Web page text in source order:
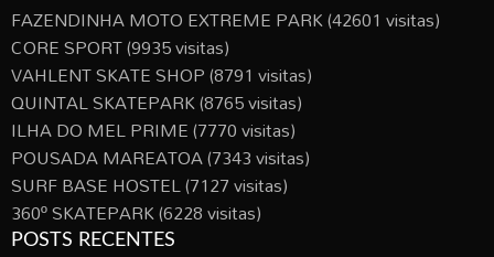
FAZENDINHA MOTO EXTREME PARK(42601 visitas)
CORE SPORT(9935 visitas)
VAHLENT SKATE SHOP(8791 visitas)
QUINTAL SKATEPARK(8765 visitas)
ILHA DO MEL PRIME(7770 visitas)
POUSADA MAREATOA(7343 visitas)
SURF BASE HOSTEL(7127 visitas)
360º SKATEPARK(6228 visitas)
POSTS RECENTES